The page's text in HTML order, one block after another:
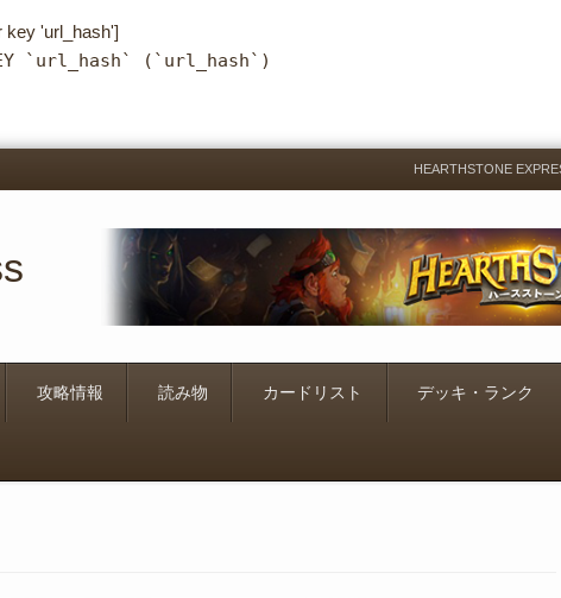
key 'url_hash']
`url_hash` (`url_hash`)
Menu
Skip
to
HEARTHSTONE
攻略情報 読み物 カードリスト デッキ・ランク